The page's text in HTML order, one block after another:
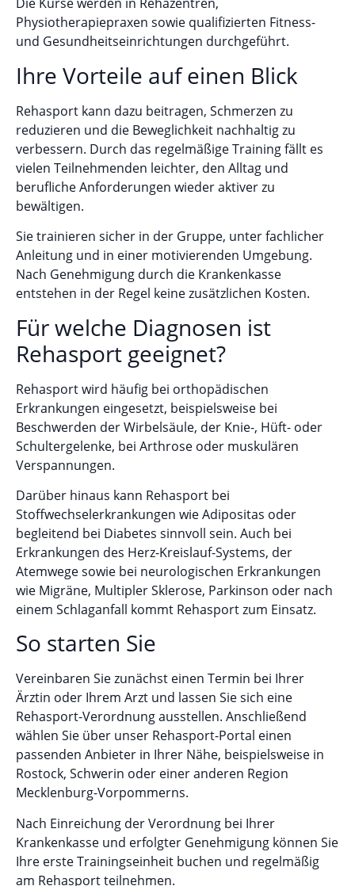
Physiotherapiepraxen sowie qualifizierten Fitness-
und Gesundheitseinrichtungen durchgeführt.
Ihre Vorteile auf einen Blick
Rehasport kann dazu beitragen, Schmerzen zu
reduzieren und die Beweglichkeit nachhaltig zu
verbessern. Durch das regelmäßige Training fällt es
vielen Teilnehmenden leichter, den Alltag und
berufliche Anforderungen wieder aktiver zu
bewältigen.
Sie trainieren sicher in der Gruppe, unter fachlicher
Anleitung und in einer motivierenden Umgebung.
Nach Genehmigung durch die Krankenkasse
entstehen in der Regel keine zusätzlichen Kosten.
Für welche Diagnosen ist
Rehasport geeignet?
Rehasport wird häufig bei orthopädischen
Erkrankungen eingesetzt, beispielsweise bei
Beschwerden der Wirbelsäule, der Knie-, Hüft- oder
Schultergelenke, bei Arthrose oder muskulären
Verspannungen.
Darüber hinaus kann Rehasport bei
Stoffwechselerkrankungen wie Adipositas oder
begleitend bei Diabetes sinnvoll sein. Auch bei
Erkrankungen des Herz-Kreislauf-Systems, der
Atemwege sowie bei neurologischen Erkrankungen
wie Migräne, Multipler Sklerose, Parkinson oder nach
einem Schlaganfall kommt Rehasport zum Einsatz.
So starten Sie
Vereinbaren Sie zunächst einen Termin bei Ihrer
Ärztin oder Ihrem Arzt und lassen Sie sich eine
Rehasport-Verordnung ausstellen. Anschließend
wählen Sie über unser Rehasport-Portal einen
passenden Anbieter in Ihrer Nähe, beispielsweise in
Rostock, Schwerin oder einer anderen Region
Mecklenburg-Vorpommerns.
Nach Einreichung der Verordnung bei Ihrer
Krankenkasse und erfolgter Genehmigung können Sie
Ihre erste Trainingseinheit buchen und regelmäßig
am Rehasport teilnehmen.